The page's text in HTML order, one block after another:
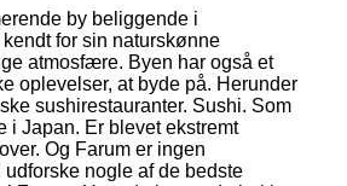
by beliggende i
for sin naturskønne
atmosfære. Byen har også et
oplevelser, at byde på. Herunder
sushirestauranter. Sushi. Som
i Japan. Er blevet ekstremt
Og Farum er ingen
nogle af de bedste